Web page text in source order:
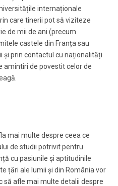
internaționale
care tinerii pot să viziteze
de mii de ani (precum
castele din Franța sau
și prin contactul cu naționalități
amintiri de povestit celor de
mai multe despre ceea ce
de studii potrivit pentru
cu pasiunile și aptitudinile
țări ale lumii și din România vor
să afle mai multe detalii despre